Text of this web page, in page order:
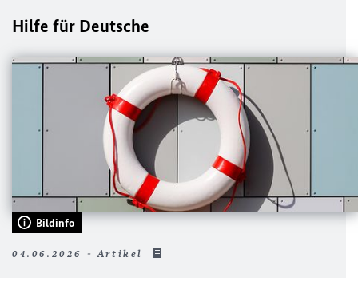
Hilfe für Deutsche
Bildinfo
04.06.2026 - Artikel